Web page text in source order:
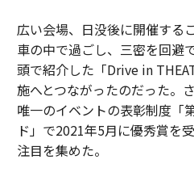
広い会場、日没後に開催する
車の中で過ごし、三密を回避
頭で紹介した「Drive in
施へとつながったのだった。
唯一のイベントの表彰制度「
ド」で2021年5月に優秀賞を
注目を集めた。